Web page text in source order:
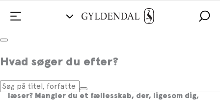
Hvad søger du efter?
Guide: Sådan starter du en læsekreds
Savner du også at tale med andre om de bøger du
læser? Mangler du et fællesskab, der, ligesom dig,